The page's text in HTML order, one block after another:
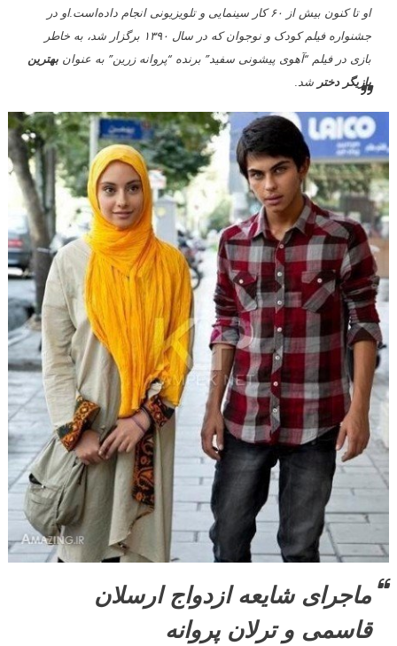
او تا کنون بیش از ۶۰ کار سینمایی و تلویزیونی انجام داده‌است.او در
جشنواره فیلم کودک و نوجوان که در سال ۱۳۹۰ برگزار شد، به خاطر
بازی در فیلم “آهوی پیشونی سفید” برنده “پروانه زرین” به عنوان بهترین
بازیگر دختر شد.
ماجرای شایعه ازدواج ارسلان
قاسمی و ترلان پروانه